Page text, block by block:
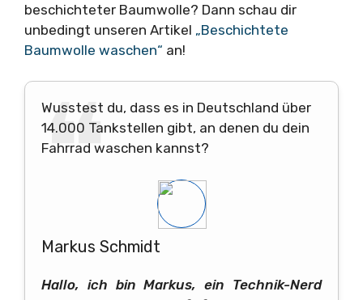
beschichteter Baumwolle? Dann schau dir
unbedingt unseren Artikel „Beschichtete
Baumwolle waschen“ an!
Wusstest du, dass es in Deutschland über
14.000 Tankstellen gibt, an denen du dein
Fahrrad waschen kannst?
Markus Schmidt
Hallo, ich bin Markus, ein Technik-Nerd